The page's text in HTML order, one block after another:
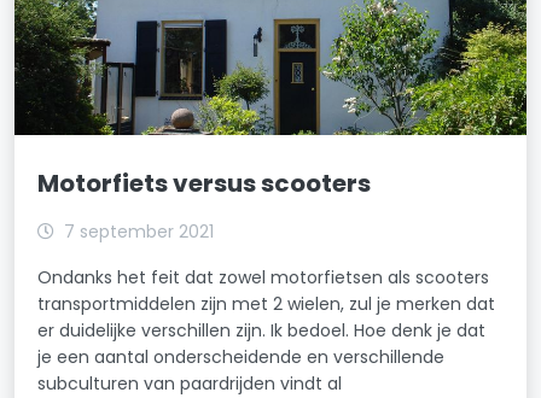
Motorfiets versus scooters
7 september 2021
Ondanks het feit dat zowel motorfietsen als scooters
transportmiddelen zijn met 2 wielen, zul je merken dat
er duidelijke verschillen zijn. Ik bedoel. Hoe denk je dat
je een aantal onderscheidende en verschillende
subculturen van paardrijden vindt al